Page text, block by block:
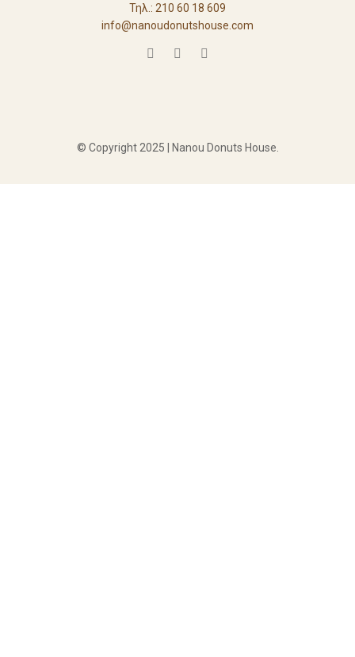
Τηλ.: 210 60 18 609
info@nanoudonutshouse.com
© Copyright 2025 | Nanou Donuts House.